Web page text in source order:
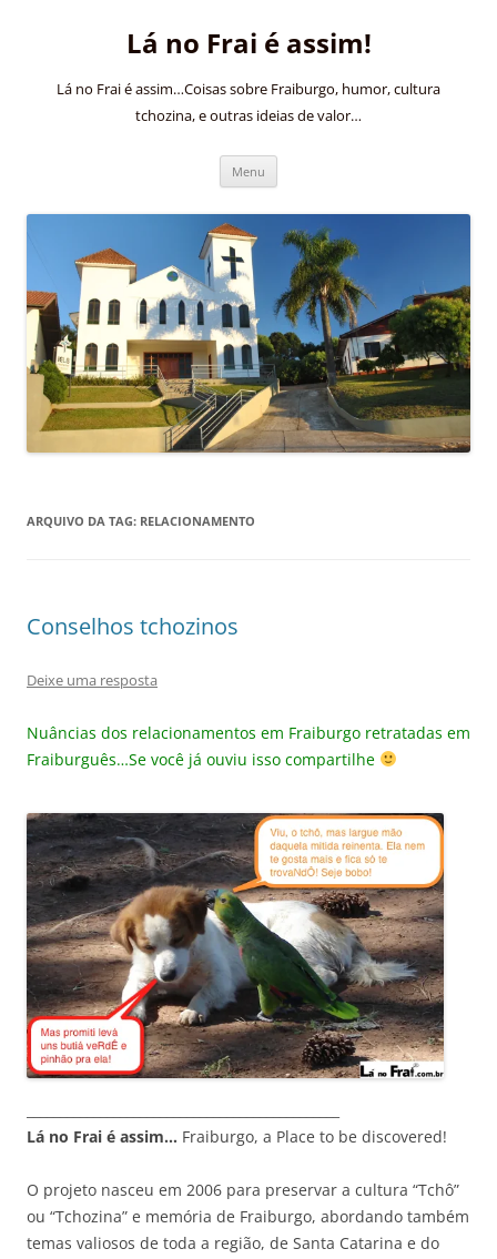
Lá no Frai é assim!
Lá no Frai é assim…Coisas sobre Fraiburgo, humor, cultura
tchozina, e outras ideias de valor…
Menu
ARQUIVO DA TAG: RELACIONAMENTO
Conselhos tchozinos
Deixe uma resposta
Nuâncias dos relacionamentos em Fraiburgo retratadas em
Fraiburguês…Se você já ouviu isso compartilhe
Lá no Frai é assim… Fraiburgo, a Place to be discovered!
O projeto nasceu em 2006 para preservar a cultura “Tchô”
ou “Tchozina” e memória de Fraiburgo, abordando também
temas valiosos de toda a região, de Santa Catarina e do